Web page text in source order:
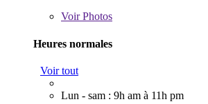
VoirPhotos
Heures normales
Voir tout
Lun - sam : 9h am à 11h pm